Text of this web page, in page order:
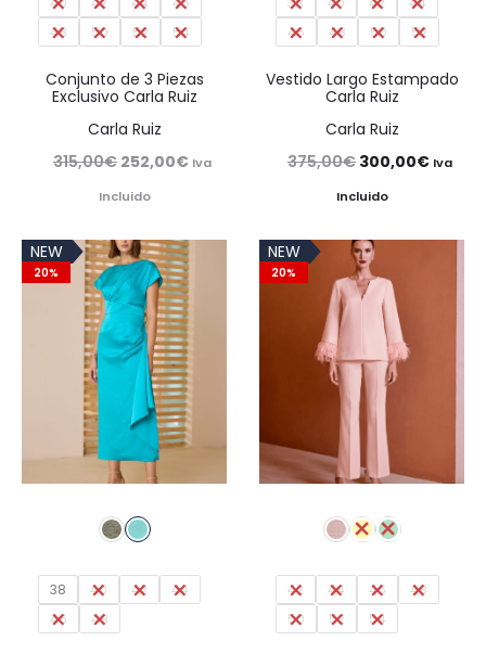
48
50 52 54
Conjunto de 3 Piezas
Exclusivo Carla Ruiz
Carla Ruiz
315,00€ El
precio
era:
315,00€.
252,00€ El
es:
252,00€.
Iva
Incluido
46
48 50 52
Vestido Largo Estampado
Carla Ruiz
Carla Ruiz
375,00€ El
precio
era:
375,00€.
300,00€ElIva
Incluido
NEW
20%
38 40 42
44
46
48
NEW
20%
42 44 46
48
50
52 54